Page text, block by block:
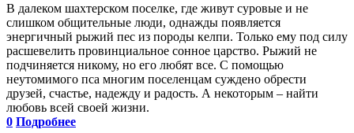
В далеком шахтерском поселке, где живут суровые и не
слишком общительные люди, однажды появляется
энергичный рыжий пес из породы келпи. Только ему под силу
расшевелить провинциальное сонное царство. Рыжий не
подчиняется никому, но его любят все. С помощью
неутомимого пса многим поселенцам суждено обрести
друзей, счастье, надежду и радость. А некоторым – найти
любовь всей своей жизни.
0 Подробнее